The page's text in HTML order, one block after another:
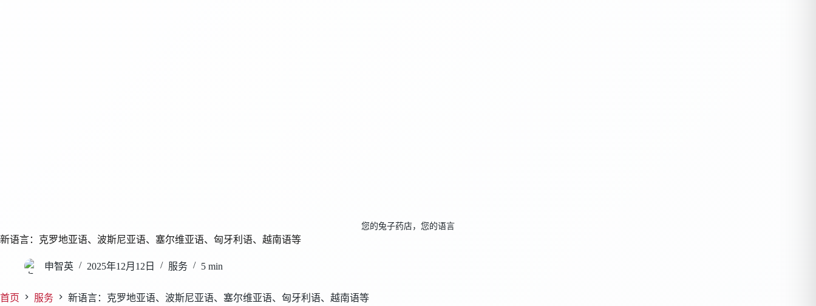
您的兔子药店，您的语言
新语言：克罗地亚语、波斯尼亚语、塞尔维亚语、匈牙利语、越南语等
申智英 2025年12月12日 服务 5 min
首页 服务 新语言：克罗地亚语、波斯尼亚语、塞尔维亚语、匈牙利语、越南语等